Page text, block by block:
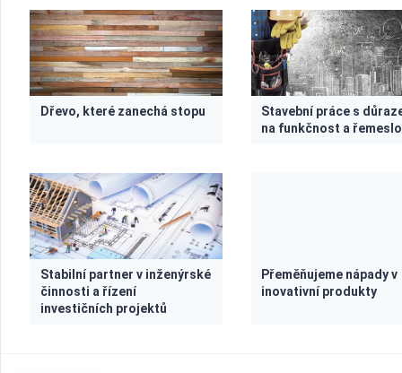
Dřevo, které zanechá stopu
Stavební práce s
na funkčnost a řemeslo
Stabilní partner v inženýrské
činnosti a řízení
investičních projektů
Přeměňujeme nápady v
inovativní produkty